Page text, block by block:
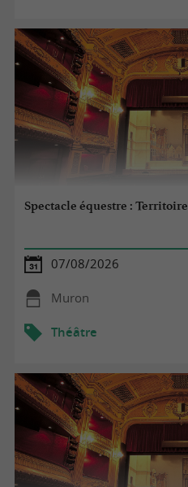
Spectacle équestre : Territoire
07/08/2026
Muron
Théâtre